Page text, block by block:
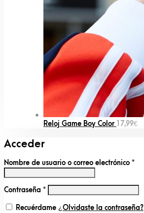
Reloj Game Boy Color 17,99€
Acceder
Nombre de usuario o correo electrónico *
Contraseña *
Recuérdame ¿Olvidaste la contraseña?